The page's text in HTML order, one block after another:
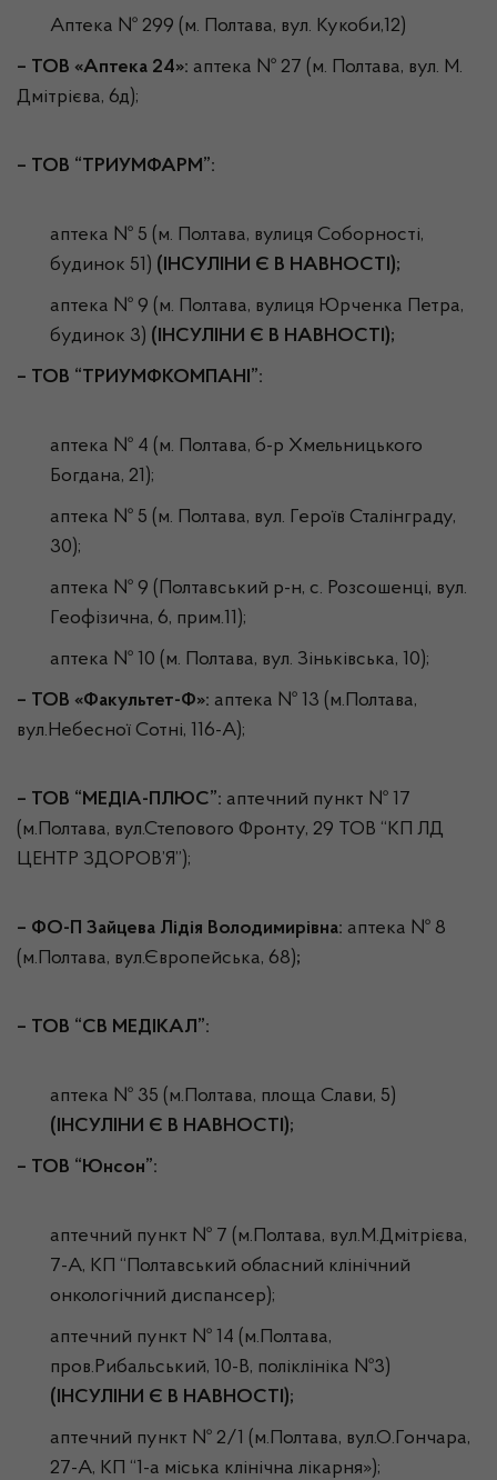
Аптека № 299 (м. Полтава, вул. Кукоби,12)
– ТОВ «Аптека 24»: аптека № 27 (м. Полтава, вул. М.
Дмітрієва, 6д);
– ТОВ “ТРИУМФАРМ”:
аптека № 5 (м. Полтава, вулиця Соборності,
будинок 51) (ІНСУЛІНИ Є В НАВНОСТІ);
аптека № 9 (м. Полтава, вулиця Юрченка Петра,
будинок 3) (ІНСУЛІНИ Є В НАВНОСТІ);
– ТОВ “ТРИУМФКОМПАНІ”:
аптека № 4 (м. Полтава, б-р Хмельницького
Богдана, 21);
аптека № 5 (м. Полтава, вул. Героїв Сталінграду,
30);
аптека № 9 (Полтавський р-н, с. Розсошенці, вул.
Геофізична, 6, прим.11);
аптека № 10 (м. Полтава, вул. Зіньківська, 10);
– ТОВ «Факультет-Ф»: аптека № 13 (м.Полтава,
вул.Небесної Сотні, 116-А);
– ТОВ “МЕДІА-ПЛЮС”: аптечний пункт № 17
(м.Полтава, вул.Степового Фронту, 29 ТОВ “КП ЛД
ЦЕНТР ЗДОРОВ’Я”);
– ФО-П Зайцева Лідія Володимирівна: аптека № 8
(м.Полтава, вул.Європейська, 68);
– ТОВ “СВ МЕДІКАЛ”:
аптека № 35 (м.Полтава, площа Слави, 5)
(ІНСУЛІНИ Є В НАВНОСТІ);
– ТОВ “Юнсон”:
аптечний пункт № 7 (м.Полтава, вул.М.Дмітрієва,
7-А, КП “Полтавський обласний клінічний
онкологічний диспансер);
аптечний пункт № 14 (м.Полтава,
пров.Рибальський, 10-В, поліклініка №3)
(ІНСУЛІНИ Є В НАВНОСТІ);
аптечний пункт № 2/1 (м.Полтава, вул.О.Гончара,
27-А, КП “1-а міська клінічна лікарня»);